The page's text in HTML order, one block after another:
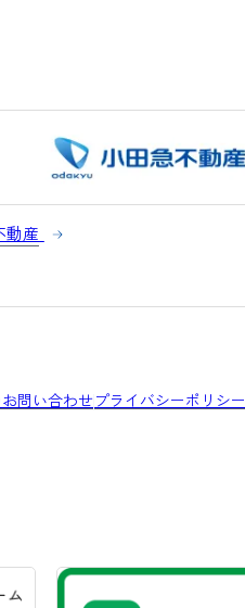
動産
問い合わせプライバシーポリシー